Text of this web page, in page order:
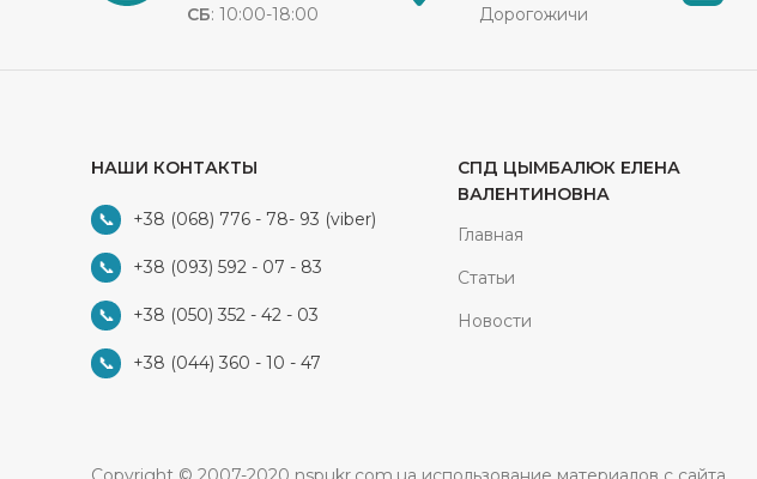
СБ: 10:00-18:00
Дорогожичи
НАШИ КОНТАКТЫ
+38 (068) 776 - 78- 93 (viber)
+38 (093) 592 - 07 - 83
+38 (050) 352 - 42 - 03
+38 (044) 360 - 10 - 47
СПД ЦЫМБАЛЮК ЕЛЕНА
ВАЛЕНТИНОВНА
Главная
Статьи
Новости